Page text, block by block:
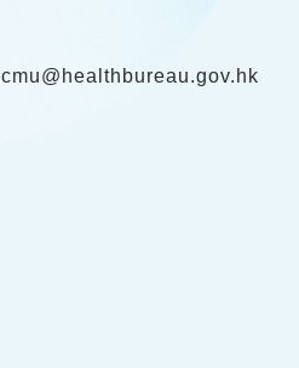
cmu@healthbureau.gov.hk